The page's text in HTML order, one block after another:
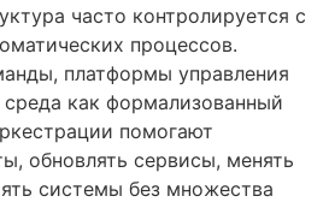
часто контролируется с
процессов.
платформы управления
как формализованный
помогают
обновлять сервисы, менять
системы без множества